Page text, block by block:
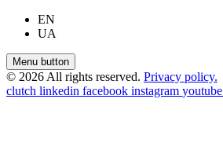
EN
UA
Menu button
© 2026 All rights reserved. Privacy policy.
clutch linkedin facebook instagram youtube